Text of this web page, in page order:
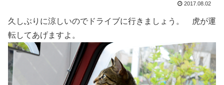
2017.08.02
久しぶりに涼しいのでドライブに行きましょう。 虎が運
転してあげますよ。